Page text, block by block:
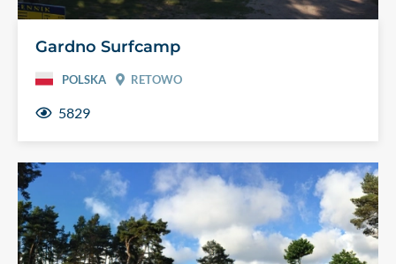
Gardno Surfcamp
POLSKA RETOWO
5829